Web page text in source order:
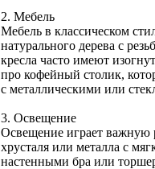
2. Мебель
Мебель в классическом
натурального дерева с
кресла часто имеют
про кофейный столик,
с металлическими или
3. Освещение
Освещение играет важную
хрусталя или металла с
настенными бра или